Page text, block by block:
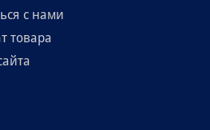
с нами
товара